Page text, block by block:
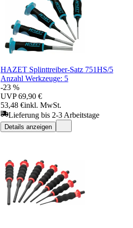
HAZET Splinttreiber-Satz 751HS/5
Anzahl Werkzeuge: 5
-23 %
UVP 69,90 €
53,48 €inkl. MwSt.
Lieferung bis 2-3 Arbeitstage
Details anzeigen